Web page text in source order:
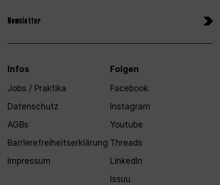
Newsletter
Infos
Jobs / Praktika
Datenschutz
AGBs
Barrierefreiheitserklärung
Impressum
Folgen
Facebook
Instagram
Youtube
Threads
LinkedIn
Issuu